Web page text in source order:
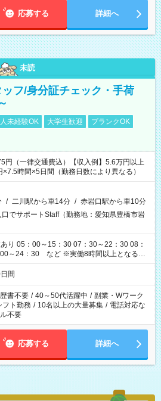
応募する 詳細へ
未読
フ/身分証チェック・手荷
未経験OK 大学生歓迎
ブランクOK
円（一律交通費込）【収入例】5.6万円以上
時間×5日間（勤務日数により異なる）
/ 二川駅から車14分 / 赤岩口駅から車10分
でサポートStaff（勤務地：愛知県豊橋市岩
り 05：00～15：30 07：30～22：30 08：
～24：30 など ※実働8時間以上となる勤
めな休憩があります。
間
書不要 / 40～50代活躍中 / 副業・Wワーク
フト勤務 / 10名以上の大量募集 / 電話対応な
不要
応募する 詳細へ